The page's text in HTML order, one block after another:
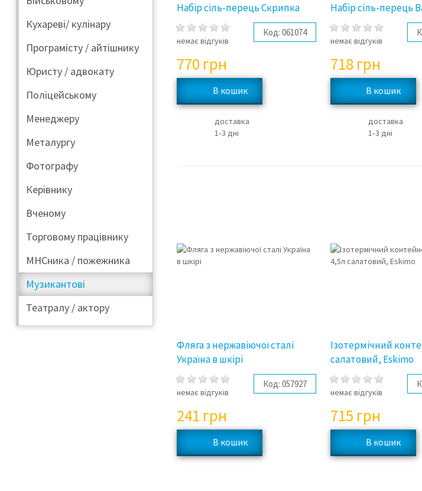
Кухареві/ кулінару
Програмісту / айтішнику
Юристу / адвокату
Поліцейському
Менеджеру
Металургу
Фотографу
Керівнику
Вченому
Торговому працівнику
МНСника / пожежника
Музикантові
Театралу / актору
Набір сіль-перець Скрипка
немає відгуків
Код: 061074
770 грн
доставка
1‑3 дні
Набір сіль-перець
немає відгуків
718 грн
доставка
1‑3 дні
Фляга з нержавіючої сталі
Україна в шкірі
немає відгуків
Код: 057927
241 грн
Ізотермічний
салатовий, Eskimo
немає відгуків
715 грн